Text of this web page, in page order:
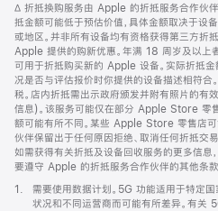
中
打
开)
脚
注
∆ 折抵换购服务由 Apple 的折抵服务合作伙伴
抵金额可能低于预估价值，具体金额取决于设
或地区。并非所有设备均有资格获得第三方折
Apple 提供的购新优惠。年满 18 周岁及以上
可用于折抵购买新的 Apple 设备。实际折抵
况是否与评估报价时你提供的设备描述相符合
税。店内折抵需出示政府颁发并附有照片的有
信息)。该服务可能仅在部分 Apple Store 零
额可能有所不同。某些 Apple Store 零售店
伙伴保留出于任何原因拒绝、取消任何折抵交
如需获得有关折抵及设备回收服务的更多信息
要遵守 Apple 的折抵服务合作伙伴的其他条款
脚
1.
需要使用数据计划。5G 功能适用于特定
状况和不同运营商而可能有所差异。有关